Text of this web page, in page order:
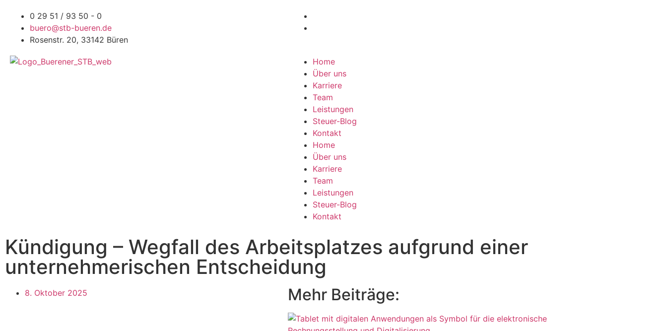
0 29 51 / 93 50 - 0
buero@stb-bueren.de
Rosenstr. 20, 33142 Büren
Home
Über uns
Karriere
Team
Leistungen
Steuer-Blog
Kontakt
Home
Über uns
Karriere
Team
Leistungen
Steuer-Blog
Kontakt
Kündigung – Wegfall des Arbeitsplatzes aufgrund einer
unternehmerischen Entscheidung
8. Oktober 2025 Mehr Beiträge: